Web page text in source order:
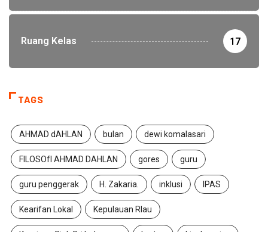
Ruang Kelas 17
TAGS
AHMAD dAHLAN bulan dewi komalasari
FILOSOfI AHMAD DAHLAN gores guru
guru penggerak H. Zakaria. inklusi IPAS
Kearifan Lokal Kepulauan RIau